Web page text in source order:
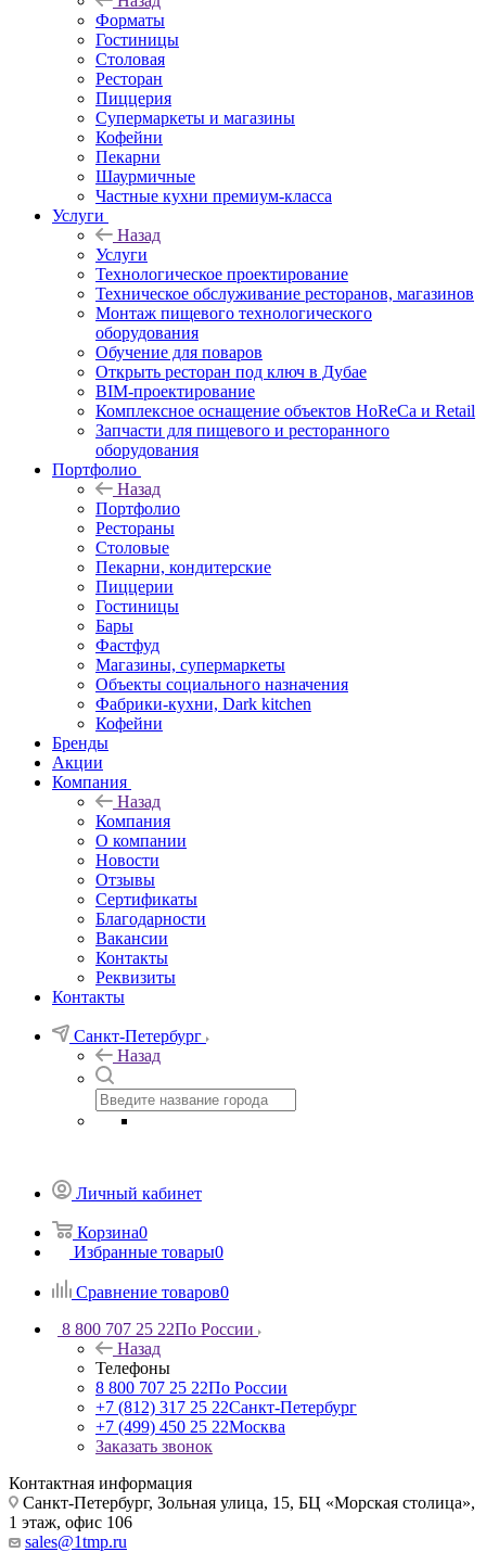
Форматы
Гостиницы
Столовая
Ресторан
Пиццерия
Супермаркеты и магазины
Кофейни
Пекарни
Шаурмичные
Частные кухни премиум-класса
Услуги
Назад
Услуги
Технологическое проектирование
Техническое обслуживание ресторанов, магазинов
Монтаж пищевого технологического
оборудования
Обучение для поваров
Открыть ресторан под ключ в Дубае
BIM-проектирование
Комплексное оснащение объектов HoReCa и Retail
Запчасти для пищевого и ресторанного
оборудования
Портфолио
Назад
Портфолио
Рестораны
Столовые
Пекарни, кондитерские
Пиццерии
Гостиницы
Бары
Фастфуд
Магазины, супермаркеты
Объекты социального назначения
Фабрики-кухни, Dark kitchen
Кофейни
Бренды
Акции
Компания
Назад
Компания
О компании
Новости
Отзывы
Сертификаты
Благодарности
Вакансии
Контакты
Реквизиты
Контакты
Санкт-Петербург
Назад
Личный кабинет
Корзина0
Избранные товары0
Сравнение товаров0
8 800 707 25 22По России
Назад
Телефоны
8 800 707 25 22По России
+7 (812) 317 25 22Санкт-Петербург
+7 (499) 450 25 22Москва
Заказать звонок
Контактная информация
Санкт-Петербург, Зольная улица, 15, БЦ «Морская столица»,
1 этаж, офис 106
sales@1tmp.ru